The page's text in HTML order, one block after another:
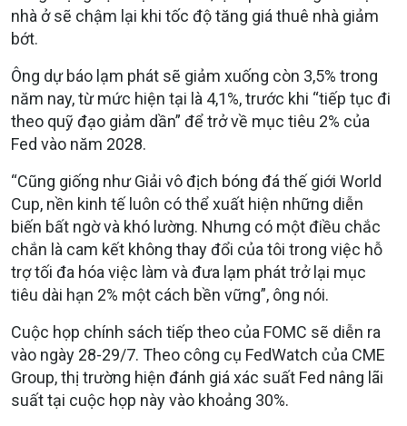
nhà ở sẽ chậm lại khi tốc độ tăng giá thuê nhà giảm
bớt.
Ông dự báo lạm phát sẽ giảm xuống còn 3,5% trong
năm nay, từ mức hiện tại là 4,1%, trước khi “tiếp tục đi
theo quỹ đạo giảm dần” để trở về mục tiêu 2% của
Fed vào năm 2028.
“Cũng giống như Giải vô địch bóng đá thế giới World
Cup, nền kinh tế luôn có thể xuất hiện những diễn
biến bất ngờ và khó lường. Nhưng có một điều chắc
chắn là cam kết không thay đổi của tôi trong việc hỗ
trợ tối đa hóa việc làm và đưa lạm phát trở lại mục
tiêu dài hạn 2% một cách bền vững”, ông nói.
Cuộc họp chính sách tiếp theo của FOMC sẽ diễn ra
vào ngày 28-29/7. Theo công cụ FedWatch của CME
Group, thị trường hiện đánh giá xác suất Fed nâng lãi
suất tại cuộc họp này vào khoảng 30%.